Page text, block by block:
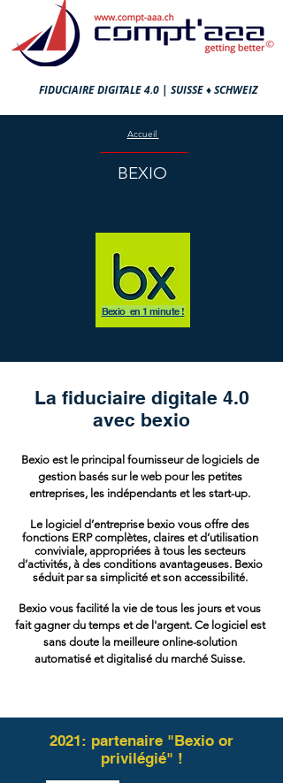
FIDUCIAIRE DIGITALE 4.0 | SUISSE ♦ SCHWEIZ
Accueil
BEXIO
Bexio en 1 minute !
La fiduciaire digitale 4.0
avec bexio
Bexioest le principal fournisseur de logiciels de
gestion basés sur le web pour les petites
entreprises, les indépendants et les start-up.
Le logiciel d’entreprise bexio vous offre des
fonctions ERP complètes, claires et d’utilisation
conviviale, appropriées à tous les secteurs
d’activités, à des conditions avantageuses. Bexio
séduit par sa simplicité et son accessibilité.
Bexio vous facilité la vie de tous les jours et vous
fait gagner du temps et de l'argent. Ce logiciel est
sans doute la meilleure online-solution
automatisé et digitalisé du marché Suisse.
2021: partenaire "Bexio or
privilégié" !